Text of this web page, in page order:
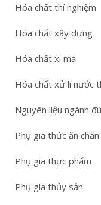
Hóa chất thí nghiệm
Hóa chất xây dựng
Hóa chất xi mạ
Hóa chất xử lí nước
Nguyên liệu ngành
Phụ gia thức ăn chăn
Phụ gia thực phẩm
Phụ gia thủy sản